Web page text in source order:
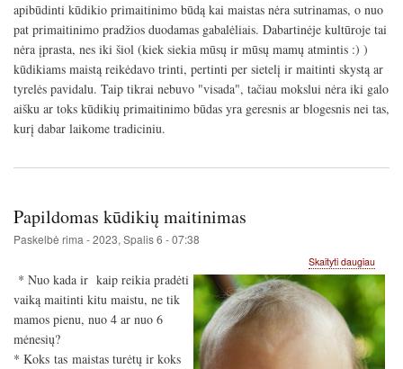
kūdikių
ir
apibūdinti kūdikio primaitinimo būdą kai maistas nėra sutrinamas, o nuo
pat primaitinimo pradžios duodamas gabalėliais. Dabartinėje kultūroje tai
nėra įprasta, nes iki šiol (kiek siekia mūsų ir mūsų mamų atmintis :) )
kūdikiams maistą reikėdavo trinti, pertinti per sietelį ir maitinti skystą ar
tyrelės pavidalu. Taip tikrai nebuvo "visada", tačiau mokslui nėra iki galo
aišku ar toks kūdikių primaitinimo būdas yra geresnis ar blogesnis nei tas,
kurį dabar laikome tradiciniu.
Papildomas kūdikių maitinimas
Paskelbė rima -2023, Spalis 6 - 07:38
Skaityti daugiauapie
kūdikių
* Nuo kada ir kaip reikia pradėti
vaiką maitinti kitu maistu, ne tik
mamos pienu, nuo 4 ar nuo 6
mėnesių?
* Koks tas maistas turėtų ir koks